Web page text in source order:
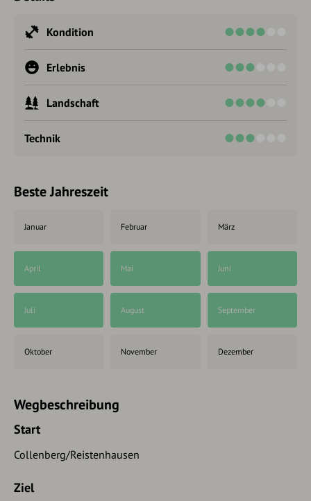
Kondition
Erlebnis
Landschaft
Technik
Beste Jahreszeit
Januar Februar März
April Mai Juni
Juli August September
Oktober November Dezember
Wegbeschreibung
Start
Collenberg/Reistenhausen
Ziel